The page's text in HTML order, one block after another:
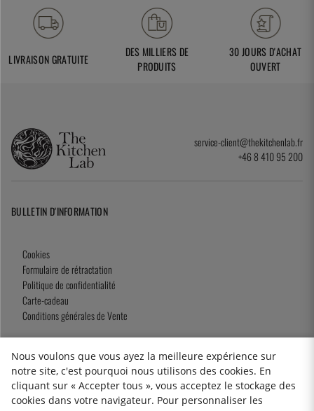
LIVRAISON GRATUITE
DES MILLIERS DE
PRODUITS
30 JOURS D'ACHAT
OUVERT
service-client@thekitchenlab.fr
+46 8 410 95 200
BULLETIN D'INFORMATION
Cookies
Formulaire de rétractation
Politique de confidentialité
Carte-cadeau
Conditions générales de Vente
2026 KitchenLab AB
Nous voulons que vous ayez la meilleure expérience sur
notre site, c'est pourquoi nous utilisons des cookies. En
cliquant sur « Accepter tous », vous acceptez le stockage des
cookies dans votre navigateur. Pour personnaliser les